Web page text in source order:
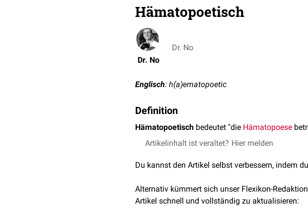
Hämatopoetisch
Dr. No
Dr. No
Englisch: h(a)ematopoetic
Definition
Hämatopoetisch bedeutet "die Hämatopoese
Artikelinhalt ist veraltet? Hier melden
Du kannst den Artikel selbst verbessern, indem
Alternativ kümmert sich unser Flexikon-
Artikel schnell und vollständig zu aktualisieren: